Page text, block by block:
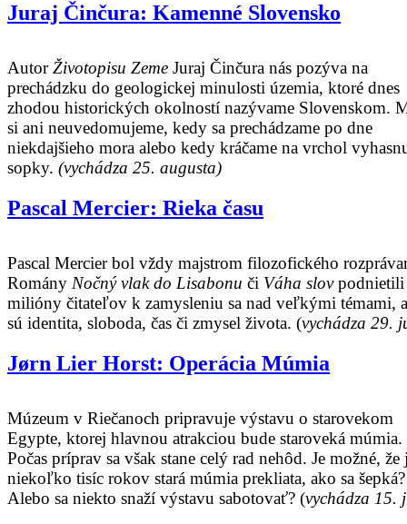
Juraj Činčura: Kamenné Slovensko
AutorŽivotopisu Zeme Juraj Činčura nás pozýva na
prechádzku do geologickej minulosti územia, ktoré dnes
zhodou historických okolností nazývame Slovenskom.
si ani neuvedomujeme, kedy sa prechádzame po dne
niekdajšieho mora alebo kedy kráčame na vrchol
sopky. (vychádza 25. augusta)
Pascal Mercier: Rieka času
Pascal Mercier bol vždy majstrom filozofického
Romány Nočný vlak do Lisabonu či Váha slovpodnietili
milióny čitateľov k zamysleniu sa nad veľkými témami,
sú identita, sloboda, čas či zmysel života. (vychádza 29.
Jørn Lier Horst: Operácia Múmia
Múzeum v Riečanoch pripravuje výstavu o starovekom
Egypte, ktorej hlavnou atrakciou bude staroveká múmia.
Počas príprav sa však stane celý rad nehôd. Je možné, že
niekoľko tisíc rokov stará múmia prekliata, ako sa šepká?
Alebo sa niekto snaží výstavu sabotovať? (vychádza 15.